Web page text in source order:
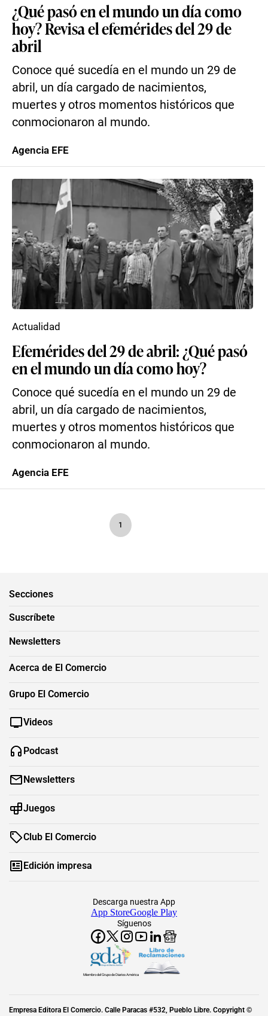
¿Qué pasó en el mundo un día como
hoy? Revisa el efemérides del 29 de
abril
Conoce qué sucedía en el mundo un 29 de
abril, un día cargado de nacimientos,
muertes y otros momentos históricos que
conmocionaron al mundo.
Agencia EFE
Efemérides del 29 de abril: ¿Qué pasó
en el mundo un día como hoy?
Conoce qué sucedía en el mundo un 29 de
abril, un día cargado de nacimientos,
muertes y otros momentos históricos que
conmocionaron al mundo.
Actualidad
Agencia EFE
1
Secciones
Suscríbete
Newsletters
Acerca de El Comercio
Grupo El Comercio
Videos
Podcast
Newsletters
Juegos
Club El Comercio
Edición impresa
Síguenos
Descarga nuestra App
App StoreGoogle Play
Miembro del Grupo de Diarios América
Empresa Editora El Comercio. Calle Paracas #532, Pueblo Libre. Copyright ©